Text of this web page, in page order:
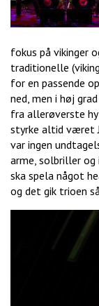
fokus på vikinger
traditionelle
for en passende
ned, men i høj
fra allerøverste
styrke altid været
var ingen
arme, solbriller
ska spela något
og det gik trioen